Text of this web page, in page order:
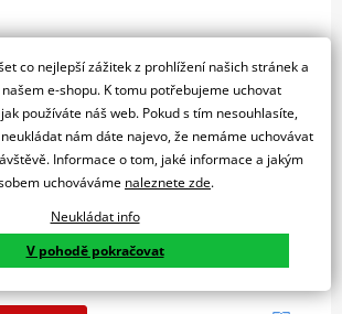
co nejlepší zážitek z prohlížení našich stránek a
e-shopu. K tomu potřebujeme uchovat
používáte náš web. Pokud s tím nesouhlasíte,
nám dáte najevo, že nemáme uchovávat
Informace o tom, jaké informace a jakým
uchováváme naleznete zde.
Neukládat info
V pohodě pokračovat